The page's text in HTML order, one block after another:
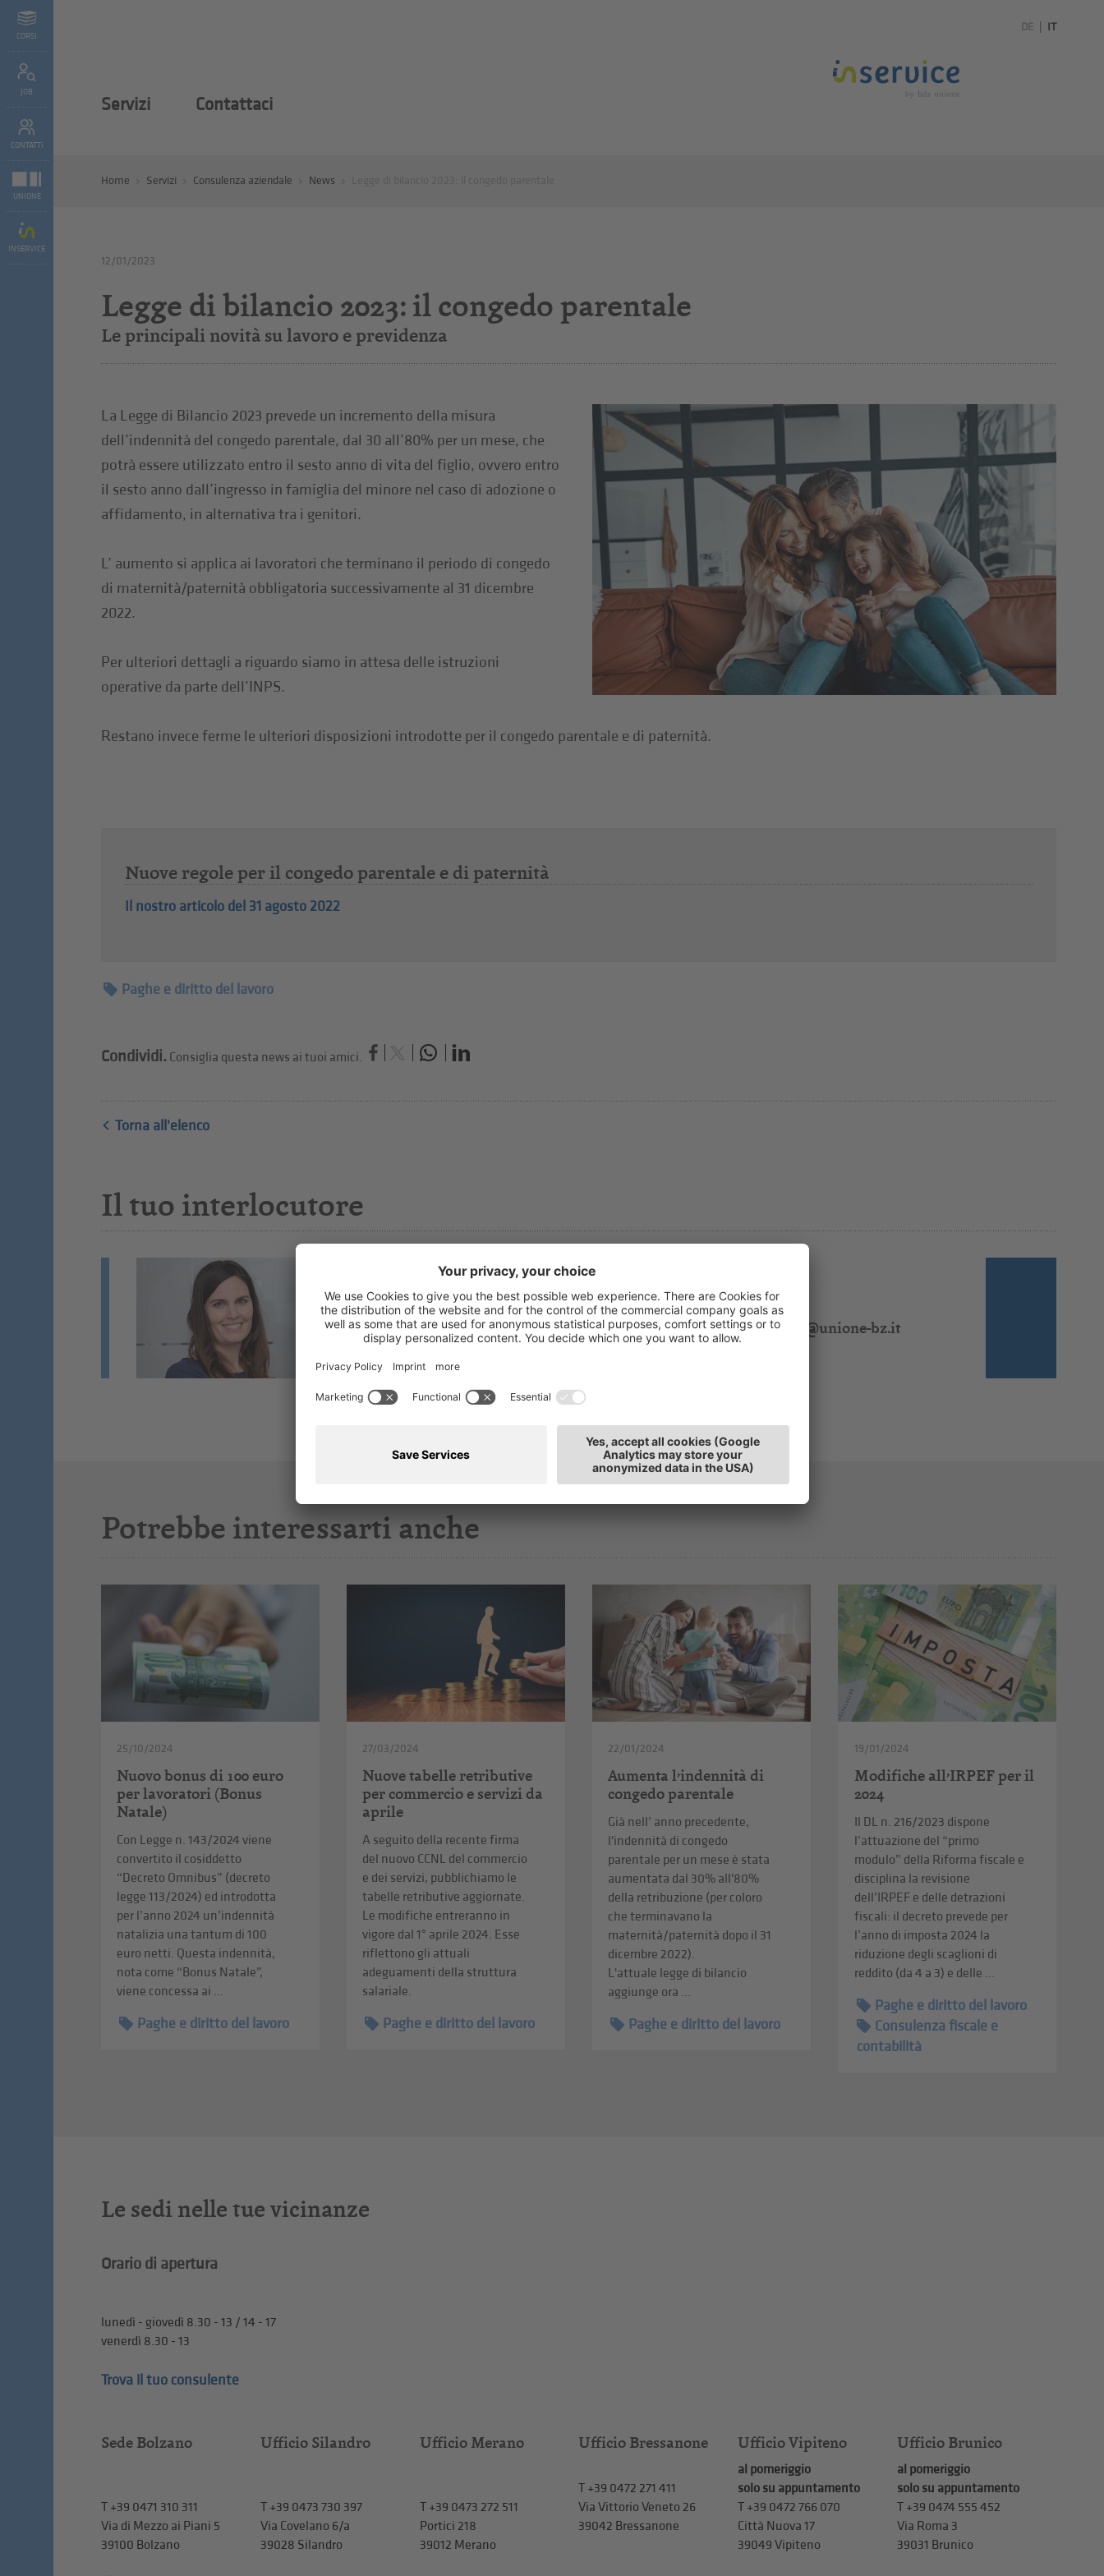
CORSI
JOB
CONTATTI
UNIONE
INSERVICE
DE IT
Servizi Contattaci
Home Servizi Consulenza aziendale News
12/01/2023
Legge di bilancio 2023: il congedo parentale
Le principali novità su lavoro e previdenza
La Legge di Bilancio 2023 prevede un incremento della misura
dell’indennità del congedo parentale, dal 30 all’80% per un mese, che
potrà essere utilizzato entro il sesto anno di vita del figlio, ovvero entro
il sesto anno dall’ingresso in famiglia del minore nel caso di adozione o
affidamento, in alternativa tra i genitori.
L’ aumento si applica ai lavoratori che terminano il periodo di congedo
di maternità/paternità obbligatoria successivamente al 31 dicembre
2022.
Per ulteriori dettagli a riguardo siamo in attesa delle istruzioni
operative da parte dell’INPS.
Restano invece ferme le ulteriori disposizioni introdotte per il congedo parentale e di paternità.
Nuove regole per il congedo parentale e di paternità
Il nostro articolo del 31 agosto 2022
Paghe e diritto del lavoro
Condividi. Consiglia questa news ai tuoi amici.
Torna all'elenco
Il tuo interlocutore
Lydia Salamon
Paghe e diritto del lavoro
Consulente del lavoro e Capoarea
Sede: Bolzano
T: 0471 310 320
E-mail:lsalamon@unione-bz.it
Potrebbe interessarti anche
25/10/2024
Nuovo bonus di 100 euro
per lavoratori (Bonus
Natale)
Con Legge n. 143/2024 viene
convertito il cosiddetto
“Decreto Omnibus” (decreto
legge 113/2024) ed introdotta
per l’anno 2024 un’indennità
natalizia una tantum di 100
euro netti. Questa indennità,
nota come “Bonus Natale”,
viene concessa ai ...
Paghe e diritto del lavoro
27/03/2024
Nuove tabelle retributive
per commercio e servizi da
aprile
A seguito della recente firma
del nuovo CCNL del commercio
e dei servizi, pubblichiamo le
tabelle retributive aggiornate.
Le modifiche entreranno in
vigore dal 1° aprile 2024. Esse
riflettono gli attuali
adeguamenti della struttura
salariale.
Paghe e diritto del lavoro
22/01/2024
Aumenta l’indennità di
congedo parentale
Già nell’ anno precedente,
l'indennità di congedo
parentale per un mese è stata
aumentata dal 30% all'80%
della retribuzione (per coloro
che terminavano la
maternità/paternità dopo il 31
dicembre 2022).
L'attuale legge di bilancio
aggiunge ora ...
Paghe e diritto del lavoro
19/01/2024
Modifiche all’IRPEF per il
2024
Il DL n. 216/2023 dispone
l’attuazione del “primo
modulo” della Riforma fiscale e
disciplina la revisione
dell’IRPEF e delle detrazioni
fiscali: il decreto prevede per
l’anno di imposta 2024 la
riduzione degli scaglioni di
reddito (da 4 a 3) e delle ...
Paghe e diritto del lavoro
Consulenza fiscale e
contabilità
Le sedi nelle tue vicinanze
Orario di apertura
lunedì - giovedì 8.30 - 13 / 14 - 17
venerdì 8.30 - 13
Trova il tuo consulente
Sede Bolzano
T+39 0471 310 311
Via di Mezzo ai Piani 5
39100 Bolzano
Ufficio Silandro
T+39 0473 730 397
Via Covelano 6/a
39028 Silandro
Ufficio Merano
T+39 0473 272 511
Portici 218
39012 Merano
Ufficio Bressanone
T +39 0472 271 411
Via Vittorio Veneto 26
39042 Bressanone
Ufficio Vipiteno
al pomeriggio
solo su appuntamento
T +39 0472 766 070
Città Nuova 17
39049 Vipiteno
Ufficio Brunico
al pomeriggio
solo su appuntamento
T +39 0474 555 452
Via Roma 3
39031 Brunico